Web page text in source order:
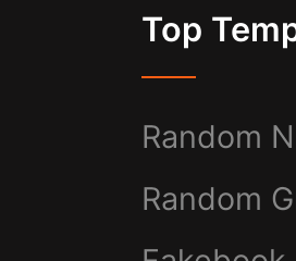
Top
Random
Random